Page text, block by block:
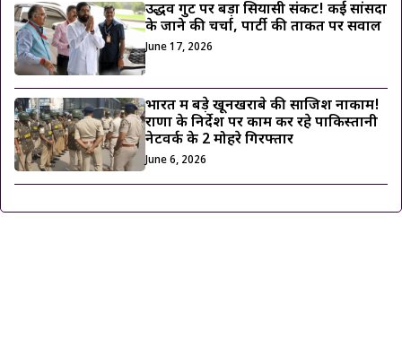
उद्धव गुट पर बड़ा सियासी संकट! कई सांसदों
के जाने की चर्चा, पार्टी की ताकत पर सवाल
June 17, 2026
भारत में बड़े खूनखराबे की साजिश नाकाम!
राणा के निर्देश पर काम कर रहे पाकिस्तानी
नेटवर्क के 2 मोहरे गिरफ्तार
June 6, 2026